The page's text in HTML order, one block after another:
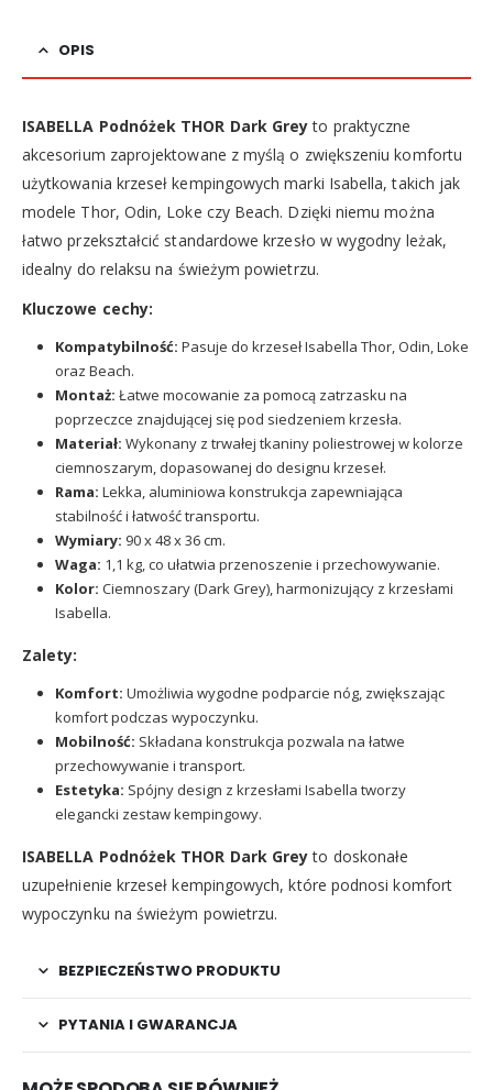
OPIS
ISABELLA Podnóżek THOR Dark Greyto praktyczne
akcesorium zaprojektowane z myślą o zwiększeniu komfortu
użytkowania krzeseł kempingowych marki Isabella, takich jak
modele Thor, Odin, Loke czy Beach. Dzięki niemu można
łatwo przekształcić standardowe krzesło w wygodny leżak,
idealny do relaksu na świeżym powietrzu.
Kluczowe cechy:
Kompatybilność: Pasuje do krzeseł Isabella Thor, Odin, Loke
oraz Beach.
Montaż: Łatwe mocowanie za pomocą zatrzasku na
poprzeczce znajdującej się pod siedzeniem krzesła.
Materiał: Wykonany z trwałej tkaniny poliestrowej w kolorze
ciemnoszarym, dopasowanej do designu krzeseł.
Rama: Lekka, aluminiowa konstrukcja zapewniająca
stabilność i łatwość transportu.
Wymiary: 90 x 48 x 36 cm.
Waga: 1,1 kg, co ułatwia przenoszenie i przechowywanie.
Kolor: Ciemnoszary (Dark Grey), harmonizujący z krzesłami
Isabella.
Zalety:
Komfort: Umożliwia wygodne podparcie nóg, zwiększając
komfort podczas wypoczynku.
Mobilność: Składana konstrukcja pozwala na łatwe
przechowywanie i transport.
Estetyka: Spójny design z krzesłami Isabella tworzy
elegancki zestaw kempingowy.
ISABELLA Podnóżek THOR Dark Greyto doskonałe
uzupełnienie krzeseł kempingowych, które podnosi komfort
wypoczynku na świeżym powietrzu.
BEZPIECZEŃSTWO PRODUKTU
PYTANIA I GWARANCJA